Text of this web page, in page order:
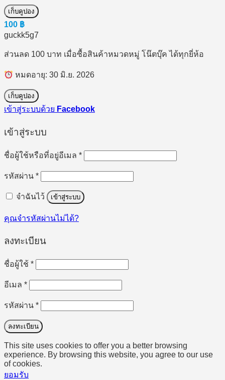
เก็บคูปอง
100 ฿
guckk5g7
ส่วนลด 100 บาท เมื่อซื้อสินค้าหมวดหมู่ โน๊ตบุ๊ค ได้ทุกยี่ห้อ
หมดอายุ: 30 มิ.ย. 2026
เก็บคูปอง
เข้าสู่ระบบด้วย Facebook
เข้าสู่ระบบ
ชื่อผู้ใช้หรือที่อยู่อีเมล *ต้องการ
รหัสผ่าน *ต้องการ
จำฉันไว้ เข้าสู่ระบบ
คุณจำรหัสผ่านไม่ได้?
ลงทะเบียน
ชื่อผู้ใช้ *ต้องการ
อีเมล *ต้องการ
รหัสผ่าน *ต้องการ
ลงทะเบียน
This site uses cookies to offer you a better browsing
experience. By browsing this website, you agree to our use
of cookies.
ยอมรับ